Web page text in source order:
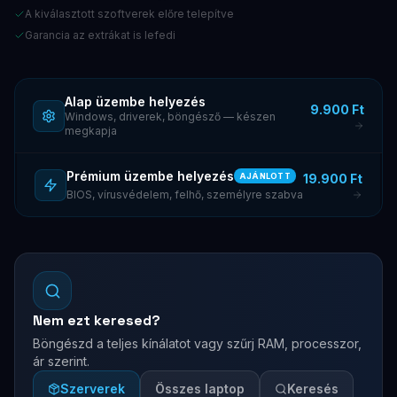
A kiválasztott szoftverek előre telepítve
Garancia az extrákat is lefedi
Alap üzembe helyezés
Windows, driverek, böngésző — készen
megkapja
9.900 Ft
Prémium üzembe helyezés AJÁNLOTT
BIOS, vírusvédelem, felhő, személyre szabva
19.900 Ft
Nem ezt keresed?
Böngészd a teljes kínálatot vagy szűrj RAM, processzor,
ár szerint.
Szerverek
Összes laptop Keresés